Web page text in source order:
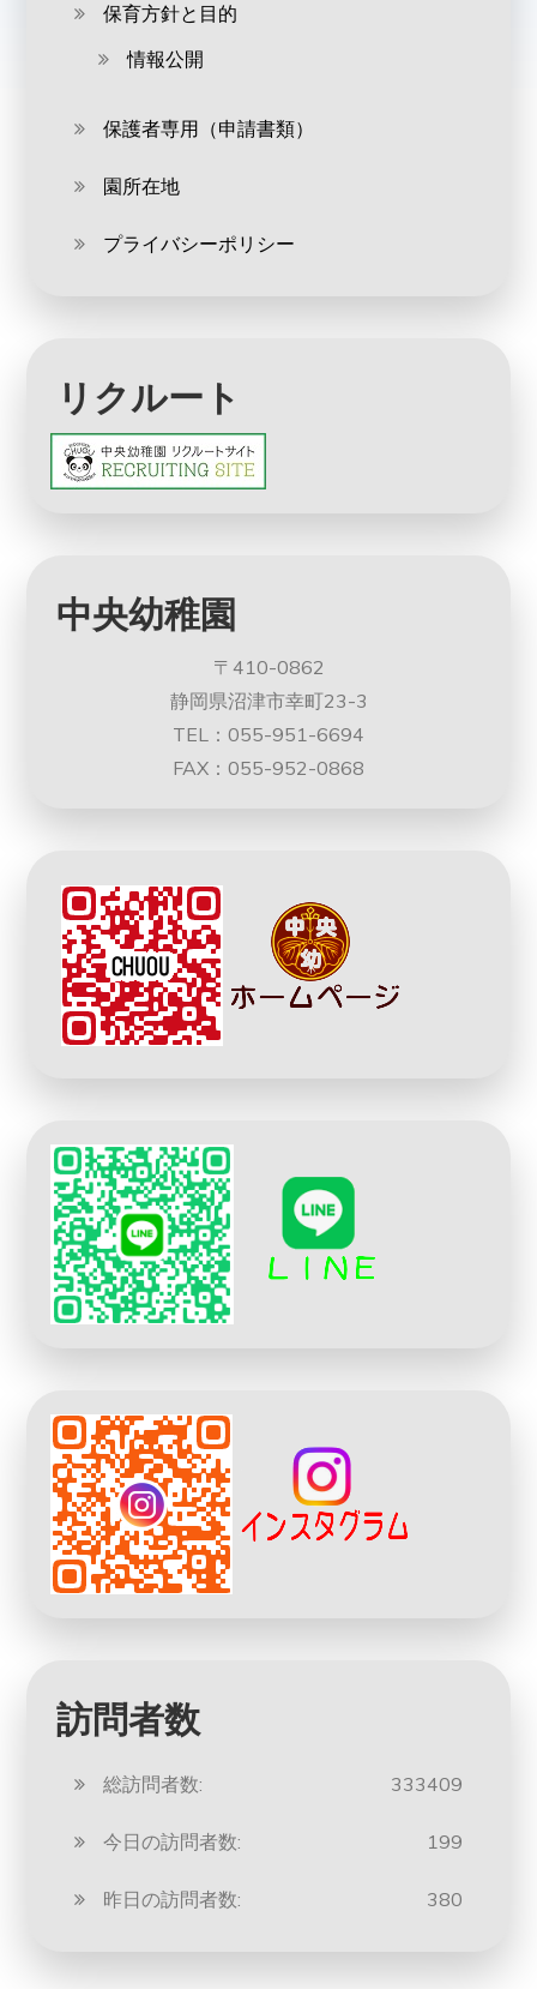
保育方針と目的
情報公開
保護者専用（申請書類）
園所在地
プライバシーポリシー
リクルート
中央幼稚園
〒410-0862
静岡県沼津市幸町23-3
TEL：055-951-6694
FAX：055-952-0868
訪問者数
333409
総訪問者数:
199
今日の訪問者数:
380
昨日の訪問者数: